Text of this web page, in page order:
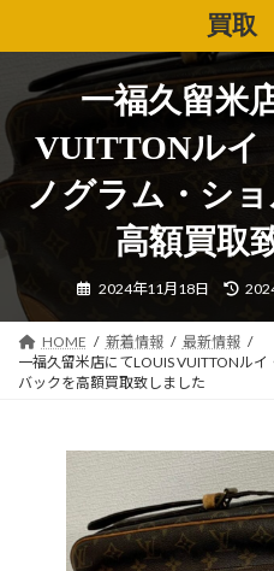
ツ
へ
ス
キ
プ
シ
ョ
ン
に
動
買取
一福久留米
VUITTONルイ
ノグラム・シ
高額買取
2024年11月18日
終
新
日
時
:
HOME 新着情報
最新情報
一福久留米店にてLOUIS VUITTONル
バックを高額買取致しました